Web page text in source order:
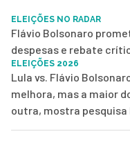
ELEIÇÕES NO RADAR
Flávio Bolsonaro
despesas e rebate
ELEIÇÕES 2026
Lula vs. Flávio
melhora, mas a maior
outra, mostra pesquisa